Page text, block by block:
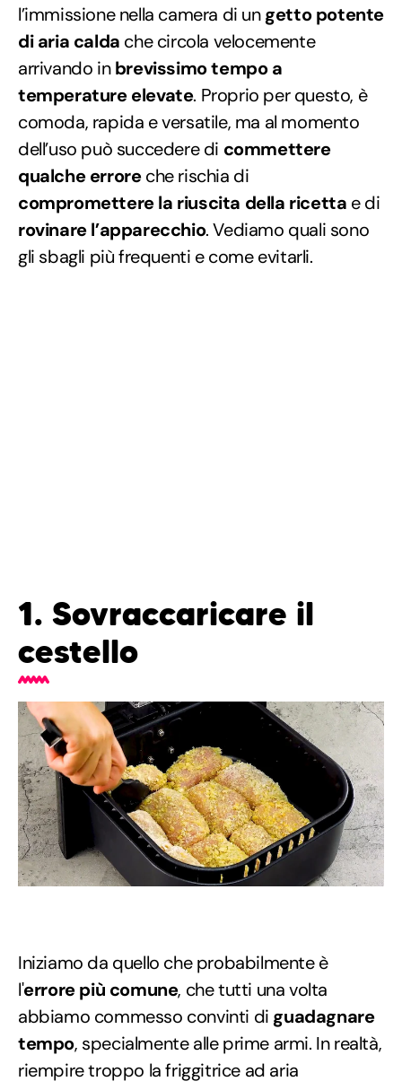
l’immissione nella camera di ungetto potente
di aria calda che circola velocemente
arrivando inbrevissimo tempo a
temperature elevate. Proprio per questo, è
comoda, rapida e versatile, ma al momento
dell’uso può succedere di commettere
qualche erroreche rischia di
compromettere la riuscita della ricetta e di
rovinare l’apparecchio. Vediamo quali sono
gli sbagli più frequenti e come evitarli.
1. Sovraccaricare il
cestello
Iniziamo da quello che probabilmente è
l'errore più comune, che tutti una volta
abbiamo commesso convinti di guadagnare
tempo, specialmente alle prime armi. In realtà,
riempire troppo la friggitrice ad aria